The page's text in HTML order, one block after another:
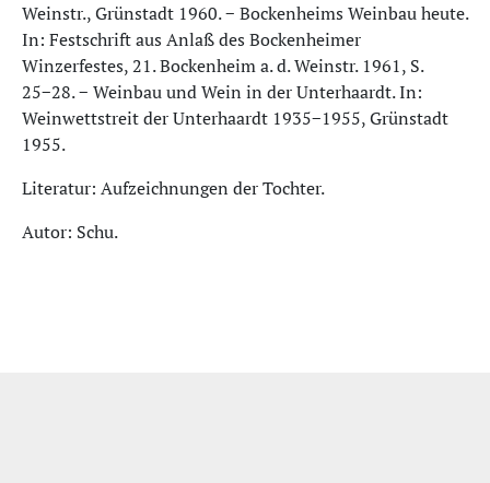
Weinstr., Grünstadt 1960. − Bockenheims Weinbau heute.
In: Festschrift aus Anlaß des Bockenheimer
Winzerfestes, 21. Bockenheim a. d. Weinstr. 1961, S.
25−28. − Weinbau und Wein in der Unterhaardt. In:
Weinwettstreit der Unterhaardt 1935−1955, Grünstadt
1955.
Literatur: Aufzeichnungen der Tochter.
Autor: Schu.